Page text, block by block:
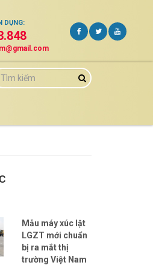
DỤNG:
Mẫu máy xúc lật
LGZT mới chuẩn
bị ra mắt thị
trường Việt Nam